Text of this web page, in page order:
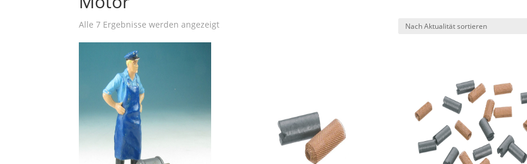
Alle 7 Ergebnisse werden angezeigtNach